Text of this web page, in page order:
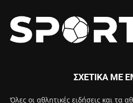
ΣΧΕΤΙΚΑ ΜΕ
Όλες οι αθλητικές ειδήσεις και τα